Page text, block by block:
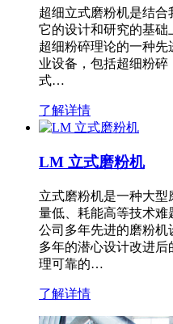
超细立式磨粉机是结合
它的设计和研究的基础
超细粉碎理论的一种
业设备，包括超细粉
式…
了解详情
LM 立式磨粉机
立式磨粉机是一种大
量低、耗能高等技术
公司多年先进的磨粉机
多年的潜心设计改进
理可靠的…
了解详情